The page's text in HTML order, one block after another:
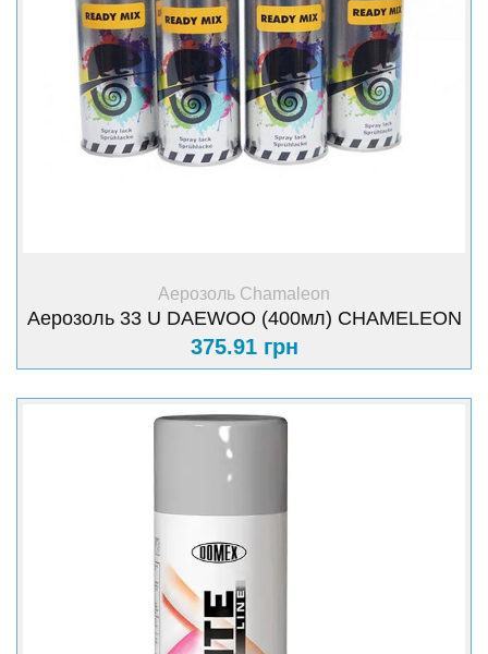
+ Купити
Аерозоль Chamaleon
Аерозоль 33 U DAEWOO (400мл) CHAMELEON
375.91 грн